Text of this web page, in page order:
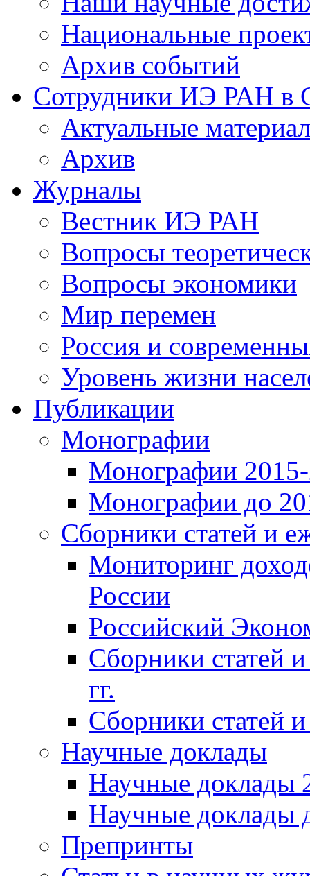
Национальные
Архив событий
Сотрудники ИЭ РАН
Актуальные
Архив
Журналы
Вестник ИЭ РАН
Вопросы
Вопросы экономики
Мир перемен
Россия и
Уровень жизни
Публикации
Монографии
Монографии 2015-
Монографии до
Сборники статей и
Мониторинг
России
Российский
Сборники статей
гг.
Сборники статей
Научные доклады
Научные доклады
Научные доклады
Препринты